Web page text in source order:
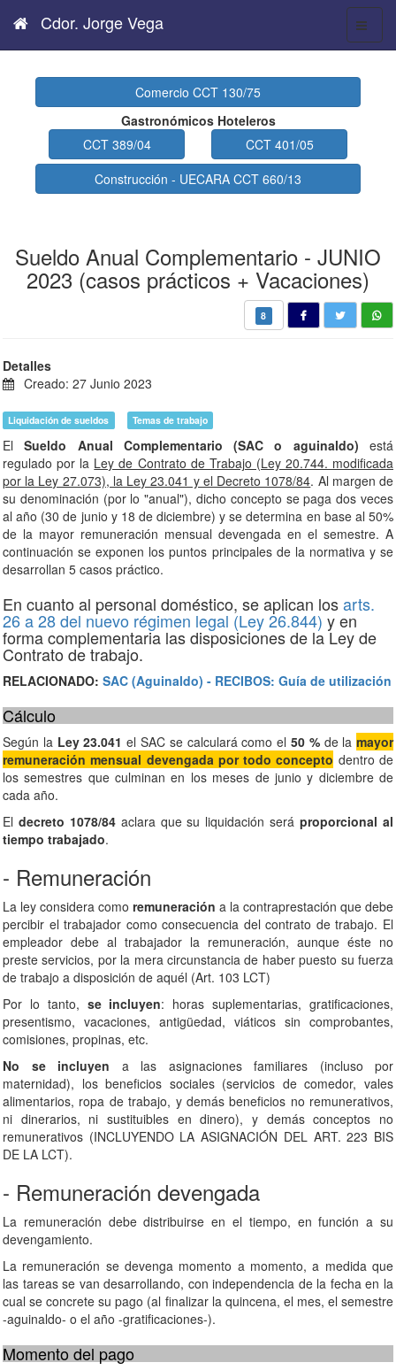
Cdor. Jorge Vega
Comercio CCT 130/75
Gastronómicos Hoteleros
CCT 389/04
CCT 401/05
Construcción - UECARA CCT 660/13
Sueldo Anual Complementario - JUNIO
2023 (casos prácticos + Vacaciones)
8
Detalles
Creado: 27 Junio 2023
Liquidación de sueldos Temas de trabajo
ElSueldo Anual Complementario (SAC o aguinaldo) está
regulado por la Ley de Contrato de Trabajo (Ley 20.744. modificada
por la Ley 27.073), la Ley 23.041 y el Decreto 1078/84. Al margen de
su denominación (por lo "anual"), dicho concepto se paga dos veces
al año (30 de junio y 18 de diciembre) y se determina en base al 50%
de la mayor remuneración mensual devengada en el semestre. A
continuación se exponen los puntos principales de la normativa y se
desarrollan 5 casos práctico.
En cuanto al personal doméstico, se aplican losarts.
26 a 28 del nuevo régimen legal (Ley 26.844) y en
forma complementaria las disposiciones de la Ley de
Contrato de trabajo.
RELACIONADO: SAC (Aguinaldo) - RECIBOS: Guía de utilización
Cálculo
Según la Ley 23.041 el SAC se calculará como el 50 % de la mayor
remuneración mensual devengada por todo concepto dentro de
los semestres que culminan en los meses de junio y diciembre de
cada año.
El decreto 1078/84 aclara que su liquidación será proporcional al
tiempo trabajado.
- Remuneración
La ley considera como remuneración a la contraprestación que debe
percibir el trabajador como consecuencia del contrato de trabajo. El
empleador debe al trabajador la remuneración, aunque éste no
preste servicios, por la mera circunstancia de haber puesto su fuerza
de trabajo a disposición de aquél (Art. 103 LCT)
Por lo tanto, se incluyen: horas suplementarias, gratificaciones,
presentismo, vacaciones, antigüedad, viáticos sin comprobantes,
comisiones, propinas, etc.
No se incluyen
a las asignaciones familiares (incluso por
maternidad), los beneficios sociales (servicios de comedor, vales
alimentarios, ropa de trabajo, y demás beneficios no remunerativos,
ni dinerarios, ni sustituibles en dinero), y demás conceptos no
remunerativos (INCLUYENDO LA ASIGNACIÓN DEL ART. 223 BIS
DE LA LCT).
- Remuneración devengada
La remuneración debe distribuirse en el tiempo, en función a su
devengamiento.
La remuneración se devenga momento a momento, a medida que
las tareas se van desarrollando, con independencia de la fecha en la
cual se concrete su pago (al finalizar la quincena, el mes, el semestre
-aguinaldo- o el año -gratificaciones-).
Momento del pago